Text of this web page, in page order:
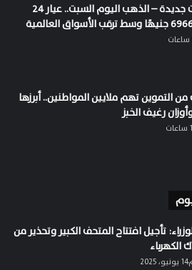
تحديثات جديدة – الذهب اليوم السبت.. عيار 24
من التموين تهم ملايين المواطنين.. أبرزها
رغيف الخبز
تأجيل افتتاح المتحف الكبير وتحذير من
الكهرباء